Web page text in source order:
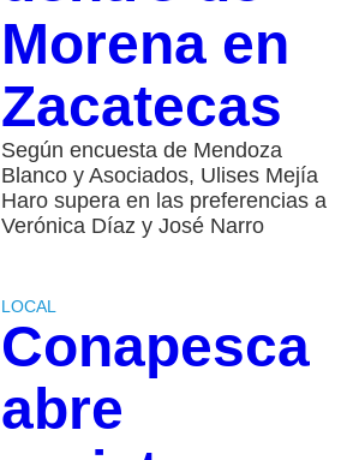
Morena en
Zacatecas
Según encuesta de Mendoza
Blanco y Asociados, Ulises Mejía
Haro supera en las preferencias a
Verónica Díaz y José Narro
LOCAL
Conapesca
abre